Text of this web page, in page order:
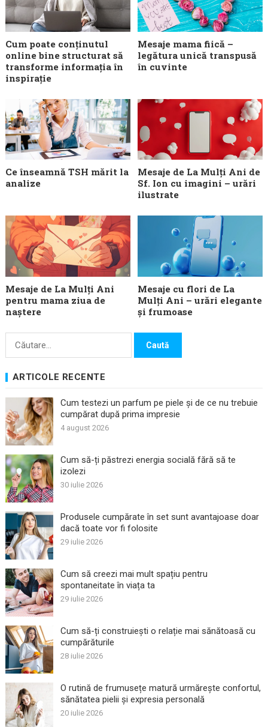
Cum poate conținutul
online bine structurat să
transforme informația în
inspirație
Mesaje mama fiică –
legătura unică transpusă
în cuvinte
Ce înseamnă TSH mărit la
analize
Mesaje de La Mulți Ani de
Sf. Ion cu imagini – urări
ilustrate
Mesaje de La Mulți Ani
pentru mama ziua de
naștere
Mesaje cu flori de La
Mulți Ani – urări elegante
și frumoase
Caută
ARTICOLE RECENTE
Cum testezi un parfum pe piele și de ce nu trebuie
cumpărat după prima impresie
4 august 2026
Cum să-ți păstrezi energia socială fără să te
izolezi
30 iulie 2026
Produsele cumpărate în set sunt avantajoase doar
dacă toate vor fi folosite
29 iulie 2026
Cum să creezi mai mult spațiu pentru
spontaneitate în viața ta
29 iulie 2026
Cum să-ți construiești o relație mai sănătoasă cu
cumpărăturile
28 iulie 2026
O rutină de frumusețe matură urmărește confortul,
sănătatea pielii și expresia personală
20 iulie 2026